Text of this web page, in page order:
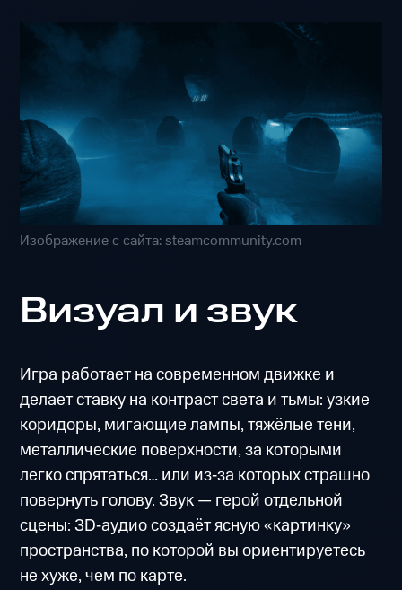
Изображение с сайта: steamcommunity.com
Визуал и звук
Игра работает на современном движке и
делает ставку на контраст света и тьмы: узкие
коридоры, мигающие лампы, тяжёлые тени,
металлические поверхности, за которыми
легко спрятаться… или из‑за которых страшно
повернуть голову. Звук — герой отдельной
сцены: 3D‑аудио создаёт ясную «картинку»
пространства, по которой вы ориентируетесь
не хуже, чем по карте.